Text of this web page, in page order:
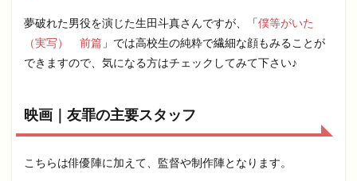
夢破れた男役を演じた生田斗真さんですが、「僕等がいた
（実写） 前篇 」では高校生の純粋で繊細な顔もみることが
できますので、気になる方はチェックしてみて下さい♪
映画｜友罪の主要スタッフ
こちらは俳優陣に加えて、監督や制作陣となります。